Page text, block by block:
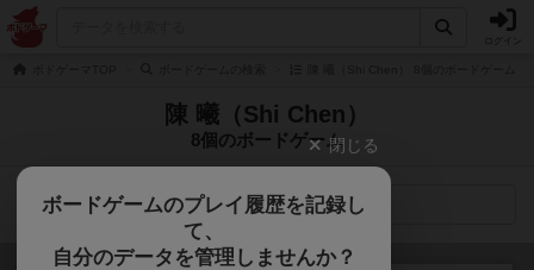
陳 曦（Shi Chen）
8個のボードゲーム
検索メニュー
閉じる
ボードゲームのプレイ履歴を記録し
て、
自分のデータを管理しませんか？